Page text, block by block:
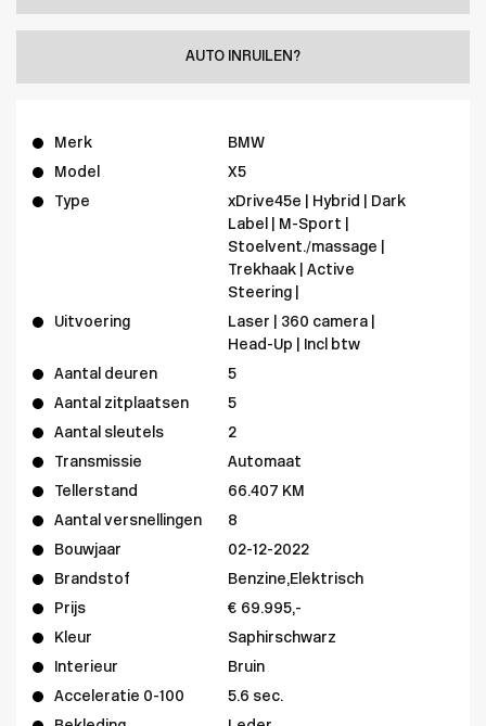
AUTO INRUILEN?
Merk
BMW
Model
X5
Type
xDrive45e | Hybrid | Dark
Label | M-Sport |
Stoelvent./massage |
Trekhaak | Active
Steering |
Uitvoering
Laser | 360 camera |
Head-Up | Incl btw
Aantal deuren
5
Aantal zitplaatsen
5
Aantal sleutels
2
Transmissie
Automaat
Tellerstand
66.407 KM
Aantal versnellingen
8
Bouwjaar
02-12-2022
Brandstof
Benzine,Elektrisch
Prijs
€ 69.995,-
Kleur
Saphirschwarz
Interieur
Bruin
Acceleratie 0-100
5.6 sec.